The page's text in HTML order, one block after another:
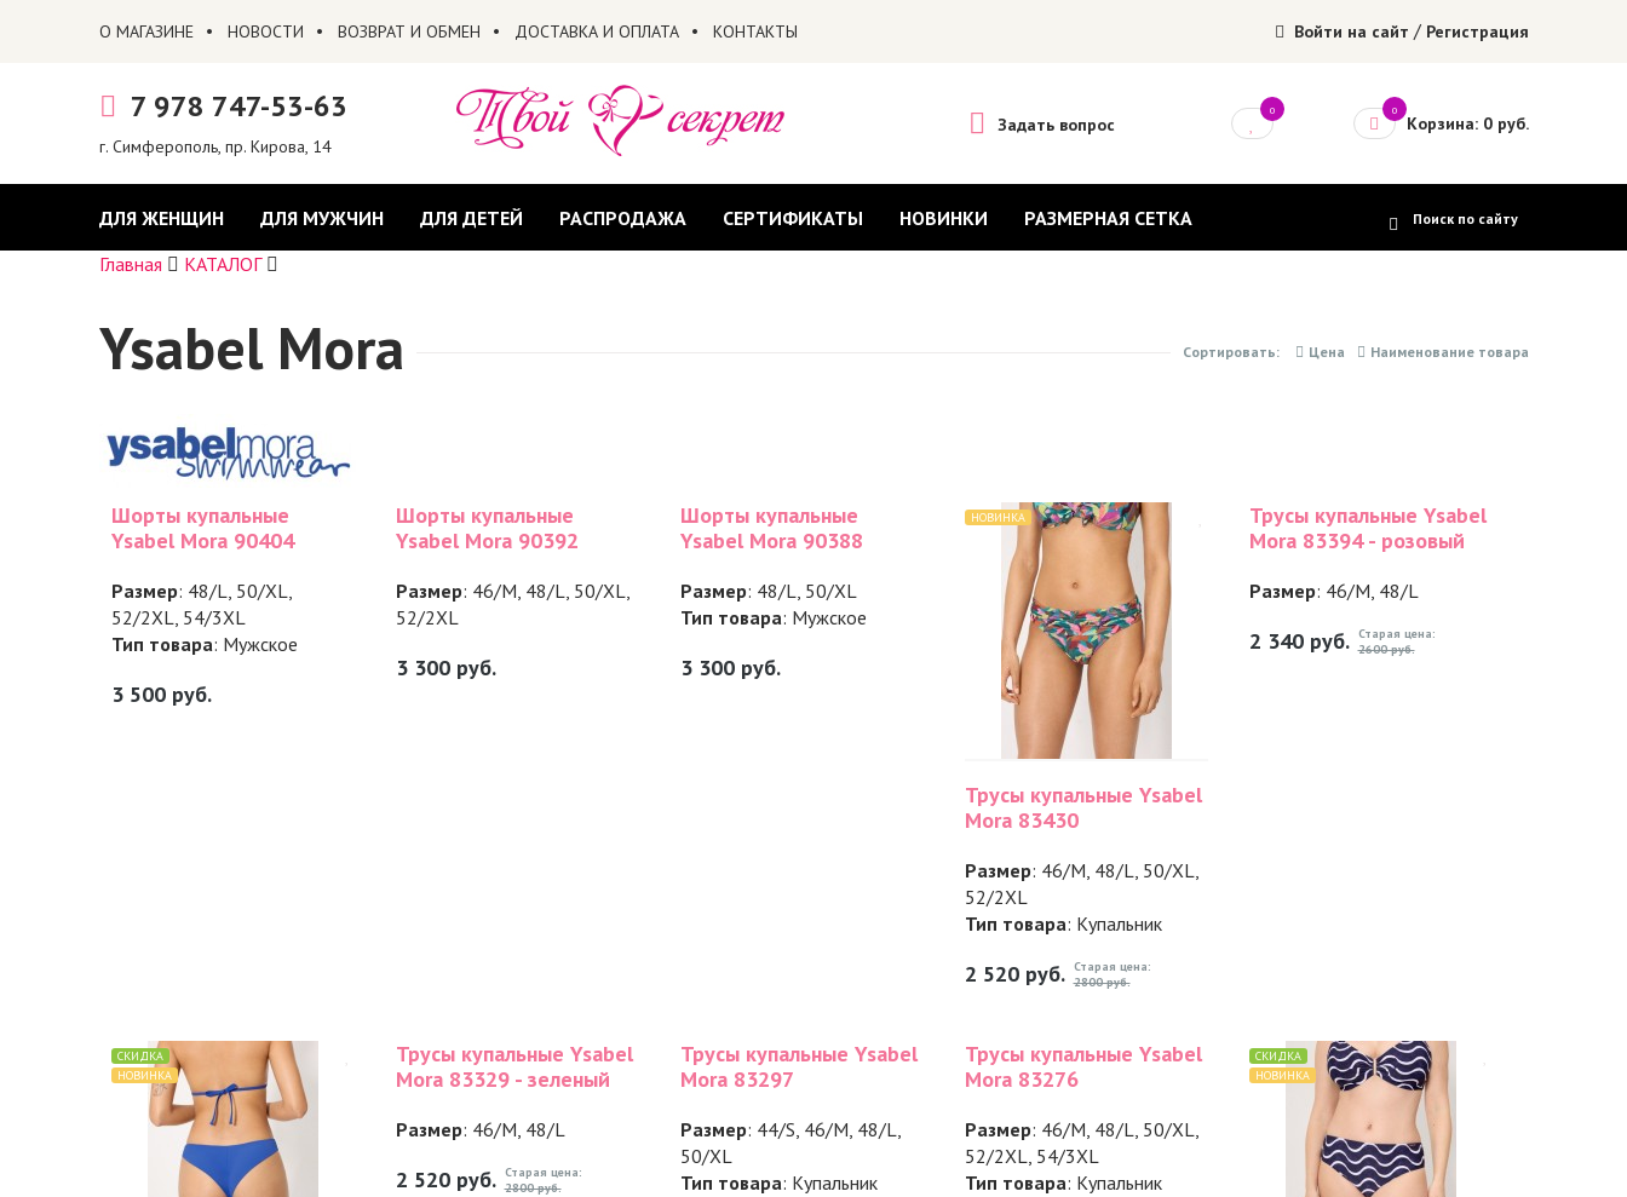
Войти на сайт / Регистрация
О МАГАЗИНЕ НОВОСТИ ВОЗВРАТ И ОБМЕН ДОСТАВКА И ОПЛАТА КОНТАКТЫ
7 978 747-53-63
г. Симферополь, пр. Кирова, 14
Задать вопрос
0 0
Корзина: 0 руб.
ДЛЯ ЖЕНЩИН ДЛЯ МУЖЧИН ДЛЯ ДЕТЕЙ РАСПРОДАЖА СЕРТИФИКАТЫ НОВИНКИ
РАЗМЕРНАЯ СЕТКА
Главная
КАТАЛОГ
Ysabel Mora Сортировать: Цена Наименование товара
Шорты купальные
Ysabel Mora 90404
Размер: 48/L, 50/XL,
52/2XL, 54/3XL
Тип товара: Мужское
3 500руб.
Шорты купальные
Ysabel Mora 90392
Размер: 46/M, 48/L, 50/XL,
52/2XL
3 300руб.
Шорты купальные
Ysabel Mora 90388
Размер: 48/L, 50/XL
Тип товара: Мужское
3 300руб.
НОВИНКА
Трусы купальные Ysabel
Mora 83430
Размер: 46/M, 48/L, 50/XL,
52/2XL
Тип товара: Купальник
2 520руб. Старая цена:
2800 руб.
Трусы купальные Ysabel
Mora 83394 - розовый
Размер: 46/M, 48/L
2 340руб. Старая цена:
2600 руб.
СКИДКА
НОВИНКА
Трусы купальные Ysabel
Mora 83329 - зеленый
Размер: 46/M, 48/L
2 520руб. Старая цена:
2800 руб.
Трусы купальные Ysabel
Mora 83297
Размер: 44/S, 46/M, 48/L,
50/XL
Тип товара: Купальник
Трусы купальные Ysabel
Mora 83276
Размер: 46/M, 48/L, 50/XL,
52/2XL, 54/3XL
Тип товара: Купальник
СКИДКА
НОВИНКА